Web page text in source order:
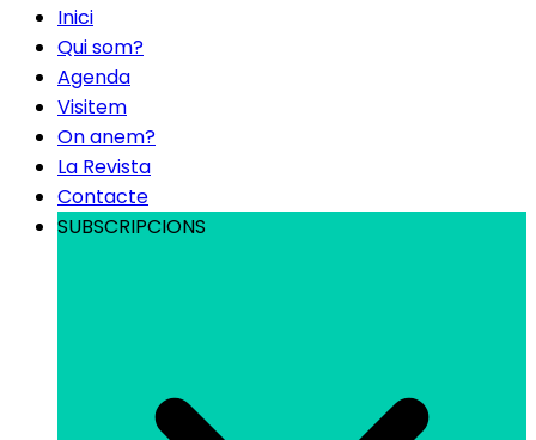
Inici
Qui som?
Agenda
Visitem
On anem?
La Revista
Contacte
SUBSCRIPCIONS